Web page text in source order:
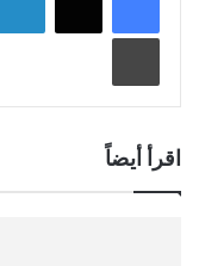
اقرأ أيضاً